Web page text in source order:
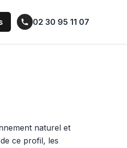
02 30 95 11 07
naturel et
ce profil, les